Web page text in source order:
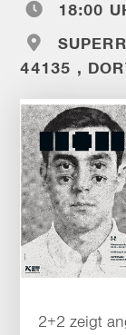
18:00
4135 ,
2+2 zeigt